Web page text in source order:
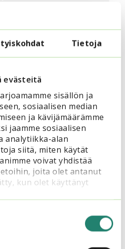
Tietoja
evästeitä
sisällön ja
sosiaalisen median
ja kävijämäärämme
jaamme sosiaalisen
analytiikka-alan
siitä, miten käytät
voivat yhdistää
joita olet antanut
kun olet käyttänyt
järjestelmästä
myös